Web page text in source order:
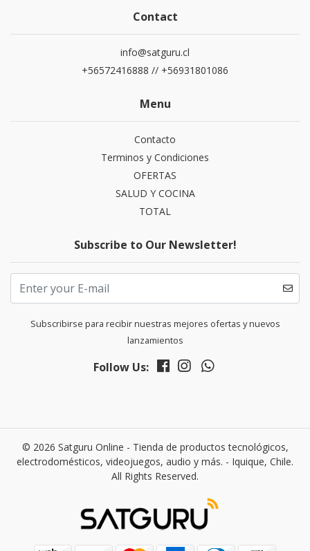
Contact
info@satguru.cl
+56572416888 // +56931801086
Menu
Contacto
Terminos y Condiciones
OFERTAS
SALUD Y COCINA
TOTAL
Subscribe to Our Newsletter!
Subscribirse para recibir nuestras mejores ofertas y nuevos
lanzamientos
Follow Us:
© 2026 Satguru Online - Tienda de productos tecnológicos,
electrodomésticos, videojuegos, audio y más. - Iquique, Chile.
All Rights Reserved.